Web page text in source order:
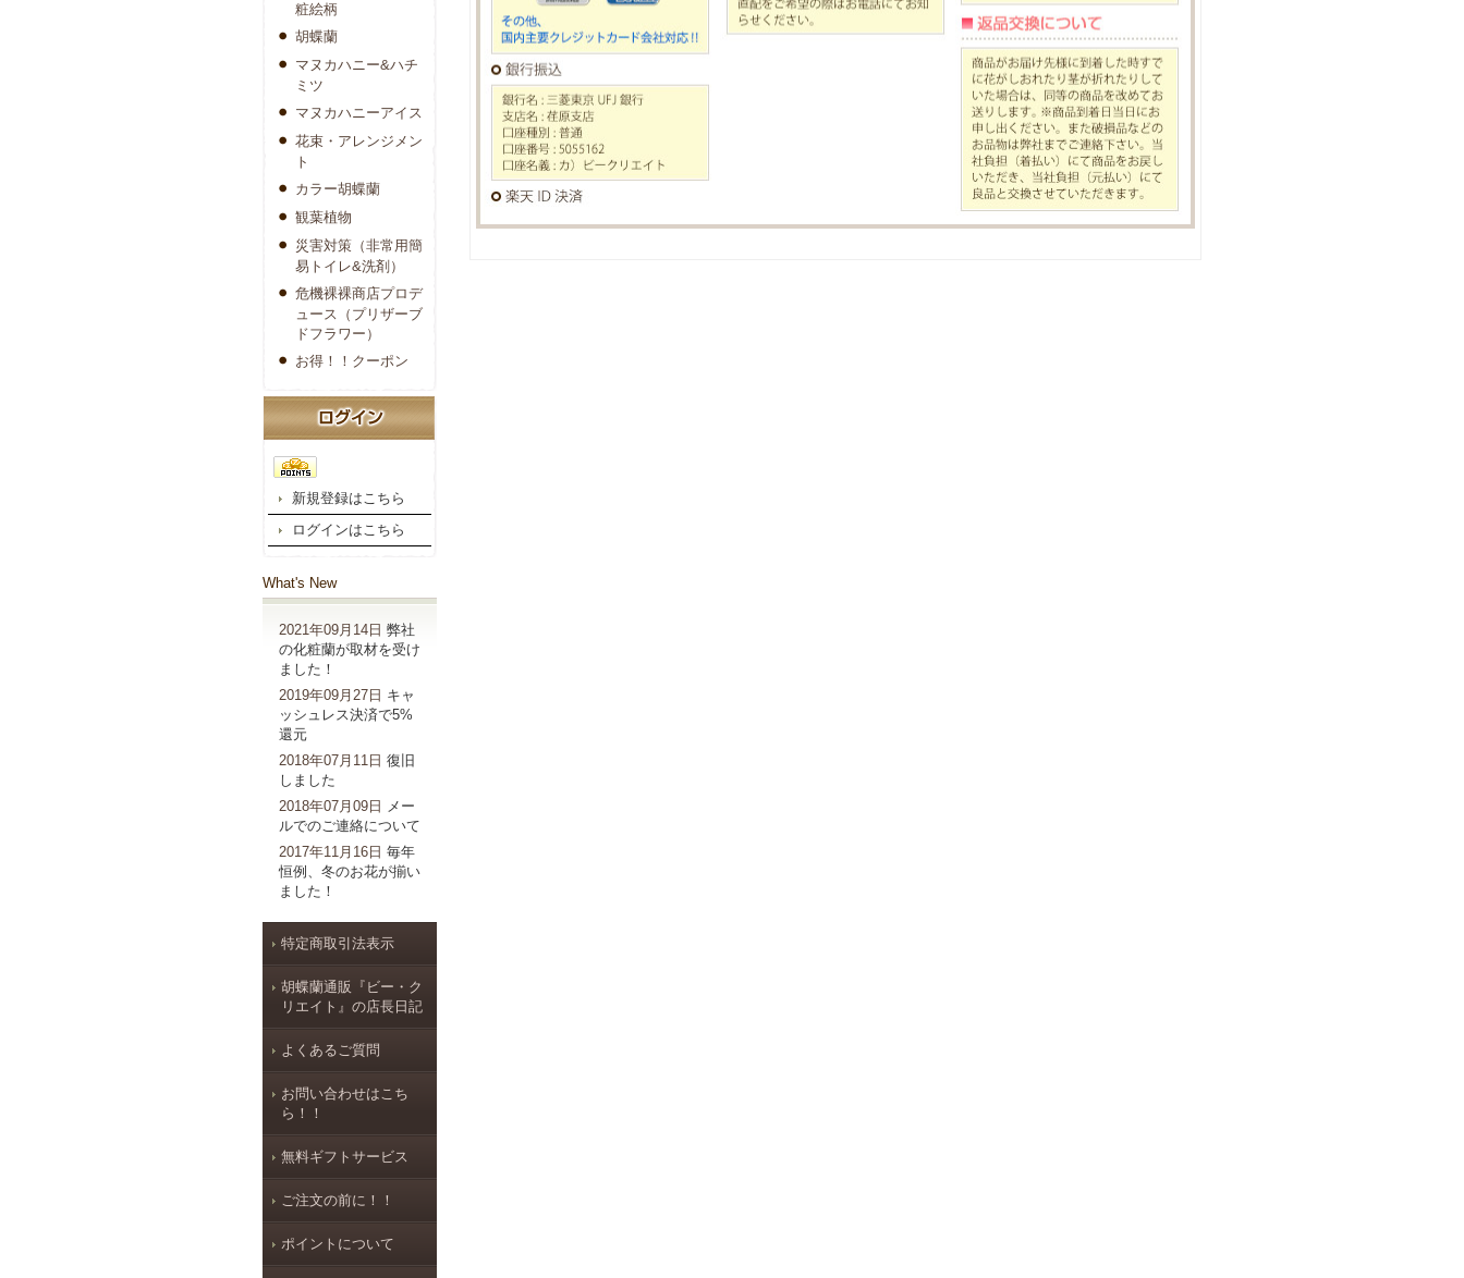
粧絵柄
胡蝶蘭
マヌカハニー&ハチ
ミツ
マヌカハニーアイス
花束・アレンジメン
ト
カラー胡蝶蘭
観葉植物
災害対策（非常用簡
易トイレ&洗剤）
危機裸裸商店プロデ
ュース（プリザーブ
ドフラワー）
お得！！クーポン
新規登録はこちら
ログインはこちら
What's New
2021年09月14日 弊社
の化粧蘭が取材を受け
ました！
2019年09月27日 キャ
ッシュレス決済で5%
還元
2018年07月11日 復旧
しました
2018年07月09日 メー
ルでのご連絡について
2017年11月16日 毎年
恒例、冬のお花が揃い
ました！
特定商取引法表示
胡蝶蘭通販『ビー・ク
リエイト』の店長日記
よくあるご質問
お問い合わせはこち
ら！！
無料ギフトサービス
ご注文の前に！！
ポイントについて